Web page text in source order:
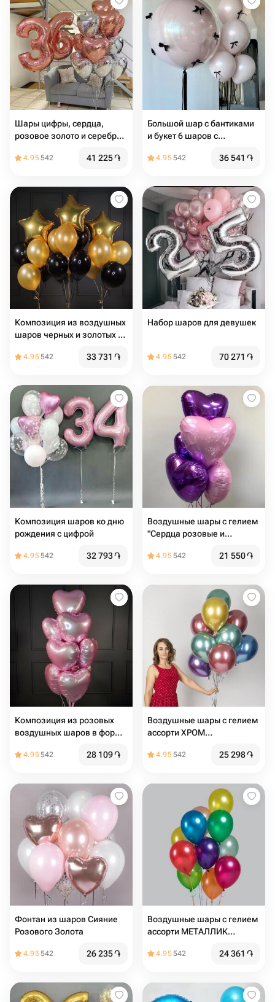
Шары цифры, сердца,
розовое золото и серебро,
4.95542 41 225֏
Большой шар с бантиками
и букет 6 шаров с
4.95542 36 541 ֏
Композиция из воздушных
шаров черных и золотых со
4.95542 33 731 ֏
Набор шаров для девушек
4.95542 70 271 ֏
Композиция шаров ко дню
рождения с цифрой
4.95542 32 793֏
Воздушные шары с гелием
"Сердца розовые и
4.95542 21 550֏
Композиция из розовых
воздушных шаров в форме
4.95542 28 109֏
Воздушные шары с гелием
ассорти ХРОМ
4.95542 25 298֏
Фонтан из шаров Сияние
Розового Золота
4.95542 26 235֏
Воздушные шары с гелием
ассорти МЕТАЛЛИК
4.95542 24 361 ֏